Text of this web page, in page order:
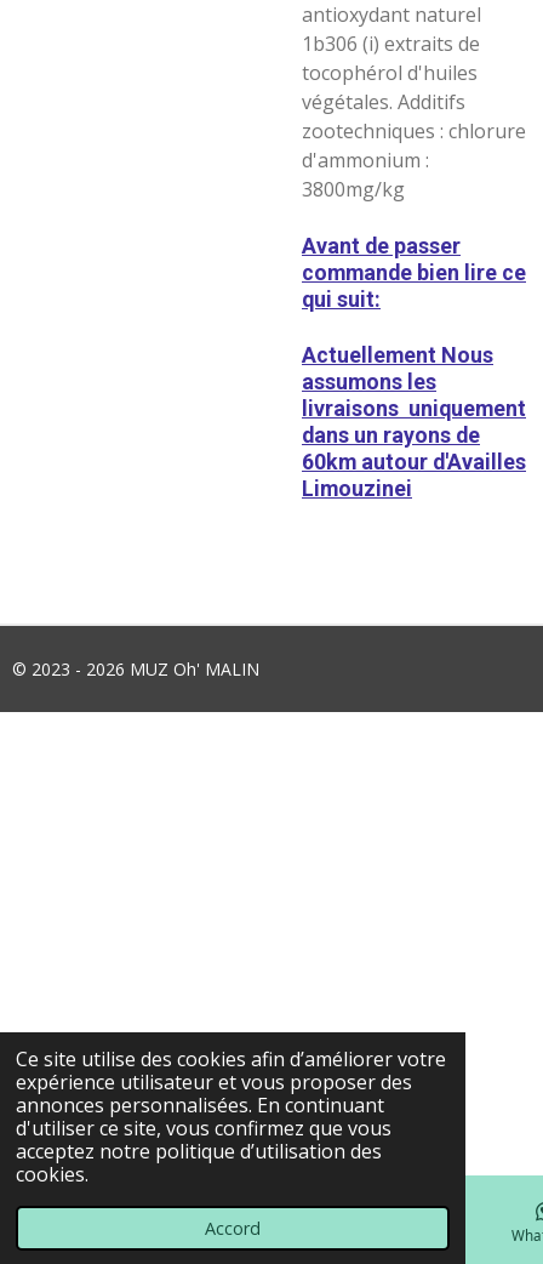
Ce site utilise des cookies afin d’améliorer votre
expérience utilisateur et vous proposer des
annonces personnalisées. En continuant
d'utiliser ce site, vous confirmez que vous
acceptez notre politique d’utilisation des
cookies.
Accord
antioxydant naturel
1b306 (i) extraits de
tocophérol d'huiles
végétales. Additifs
zootechniques : chlorure
d'ammonium :
3800mg/kg
Avant de passer
commande bien lire ce
qui suit:
Actuellement Nous
assumons les
livraisons uniquement
dans un rayons de
60km autour d'Availles
Limouzinei
© 2023 - 2026 MUZ Oh' MALIN
Téléphone